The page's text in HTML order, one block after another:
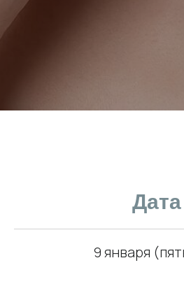
Дата
9 января